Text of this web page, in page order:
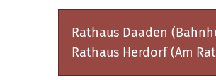
Rathaus Daaden
Rathaus Herdorf (Am